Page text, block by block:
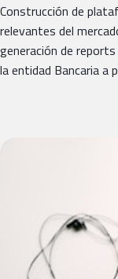
Construcción de
relevantes del
generación de
la entidad Bancaria a